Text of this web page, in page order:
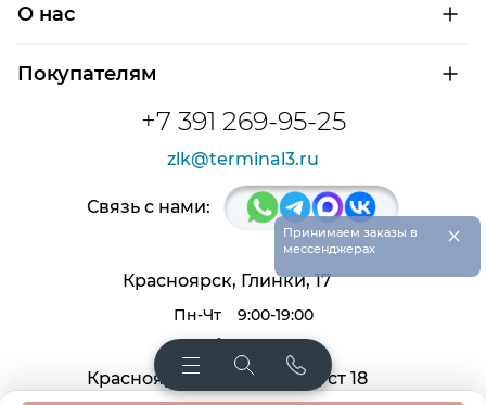
+7 391 269-95-25
zlk@terminal3.ru
О нас
Сертификаты на продукцию
Покупателям
Доставка и оплата
Расшифровка маркировки подшипников
Связь с нами:
Красноярск, Глинки, 17
Пн-Чт
9:00-19:00
Пт, Сб
9:00-18:00
Красноярск, Крас. раб. 27, ст 18
Принимаем заказы в
мессенджерах
×